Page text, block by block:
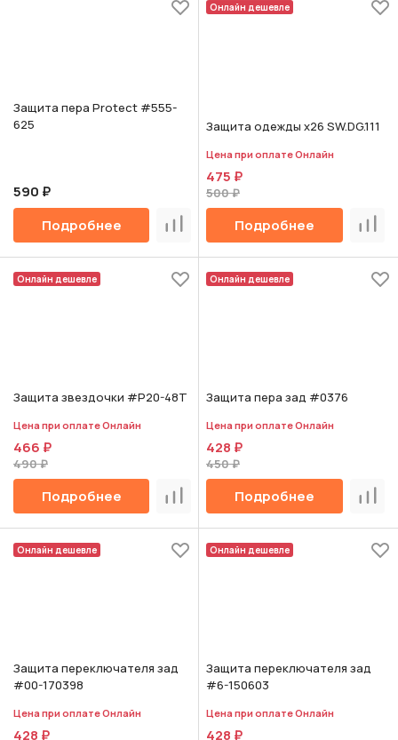
Защита пера Protect #555-
625
590 ₽
Подробнее
Сравнить
Онлайн дешевле
Защита одежды х26 SW.DG.111
Цена при оплате Онлайн
475 ₽
500 ₽
Подробнее
Онлайн дешевле
Защита звездочки #P20-48T
Цена при оплате Онлайн
466 ₽
490 ₽
Подробнее Сравнить
Онлайн дешевле
Защита пера зад #0376
Цена при оплате Онлайн
428 ₽
450 ₽
Подробнее
Онлайн дешевле
Защита переключателя зад
#00-170398
Цена при оплате Онлайн
428 ₽
Онлайн дешевле
Защита переключателя зад
#6-150603
Цена при оплате Онлайн
428 ₽